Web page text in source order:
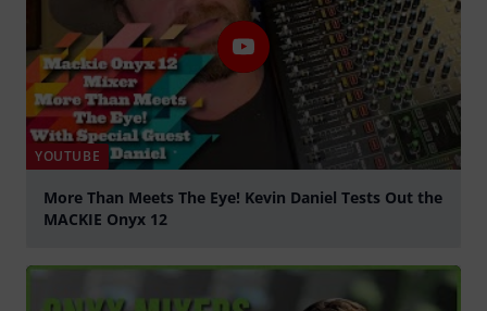
YOUTUBE
More Than Meets The Eye! Kevin Daniel Tests Out the
MACKIE Onyx 12